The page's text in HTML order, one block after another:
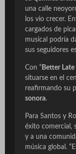
una calle
los vio crecer.
cargados de
musical podría
sus seguidores
Con “ Better
situarse en el
reafirmando su
sonora.
Para Santos y
éxito comercial,
y a una
música global.